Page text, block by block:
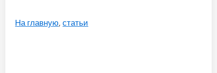
На главную,статьи